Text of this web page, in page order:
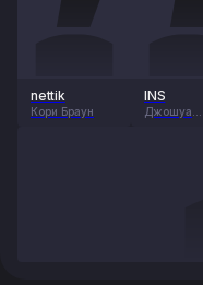
nettik
Кори Браун
INS
Джошуа